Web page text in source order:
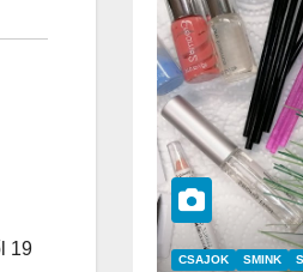
19
SZÉPSÉG CSAJOK SZÉPSÉG